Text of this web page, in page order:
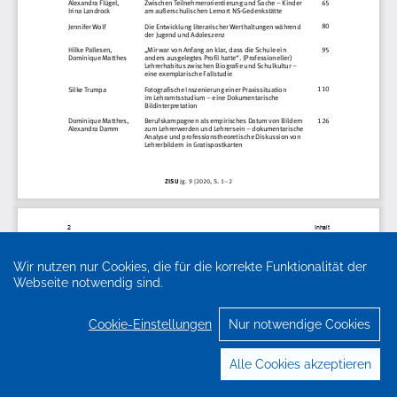
Wir nutzen nur Cookies, die für die korrekte Funktionalität der
Webseite notwendig sind.
Cookie-Einstellungen Nur notwendige Cookies
Alle Cookies akzeptieren